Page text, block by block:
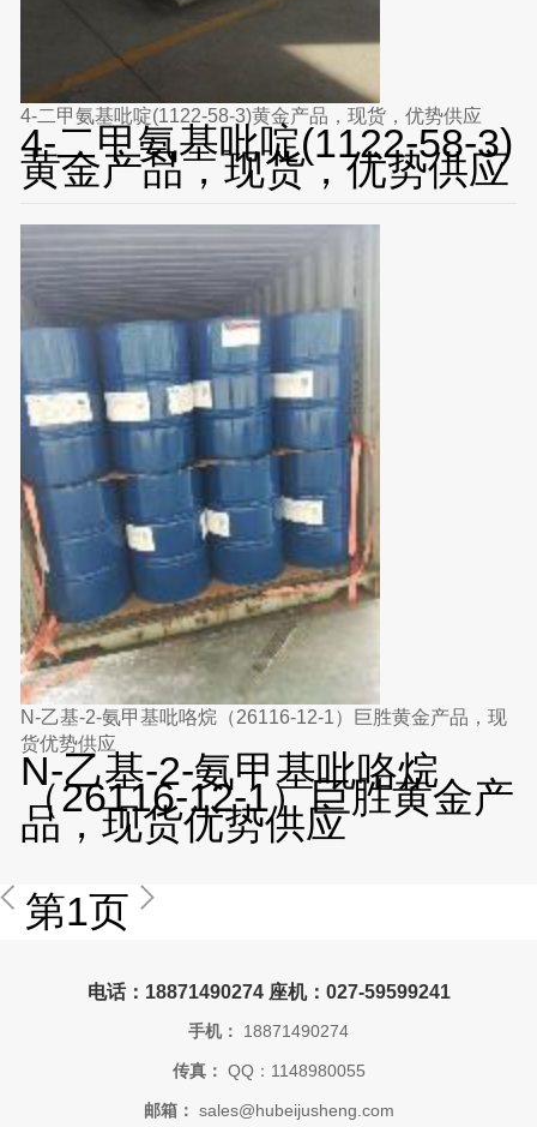
4-二甲氨基吡啶(1122-58-3)黄金产品，现货，优势供应
4-二甲氨基吡啶(1122-58-3)
黄金产品，现货，优势供应
N-乙基-2-氨甲基吡咯烷（26116-12-1）巨胜黄金产品，现
货优势供应
N-乙基-2-氨甲基吡咯烷
（26116-12-1）巨胜黄金产
品，现货优势供应
第1页
电话：18871490274 座机：027-59599241
手机： 18871490274
传真： QQ：1148980055
邮箱： sales@hubeijusheng.com